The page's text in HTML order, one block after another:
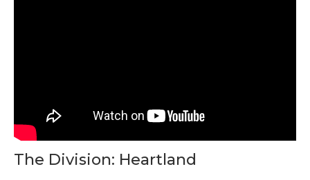
The Division: Heartland